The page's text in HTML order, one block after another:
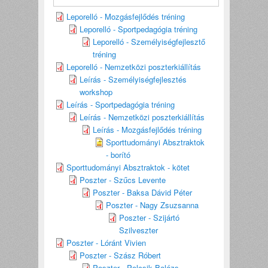
Leporelló - Mozgásfejlődés tréning
Leporelló - Sportpedagógia tréning
Leporelló - Személyiségfejlesztő
tréning
Leporelló - Nemzetközi poszterkiállítás
Leírás - Személyiségfejlesztés
workshop
Leírás - Sportpedagógia tréning
Leírás - Nemzetközi poszterkiállítás
Leírás - Mozgásfejlődés tréning
Sporttudományi Absztraktok
- borító
Sporttudományi Absztraktok - kötet
Poszter - Szűcs Levente
Poszter - Baksa Dávid Péter
Poszter - Nagy Zsuzsanna
Poszter - Szijártó
Szilveszter
Poszter - Lóránt Vivien
Poszter - Szász Róbert